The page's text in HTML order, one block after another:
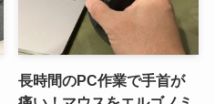
長時間のPC作業で手首が